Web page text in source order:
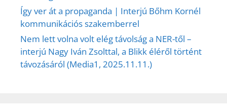
Így ver át a propaganda | Interjú Bőhm Kornél
kommunikációs szakemberrel
Nem lett volna volt elég távolság a NER-től –
interjú Nagy Iván Zsolttal, a Blikk éléről történt
távozásáról (Media1, 2025.11.11.)